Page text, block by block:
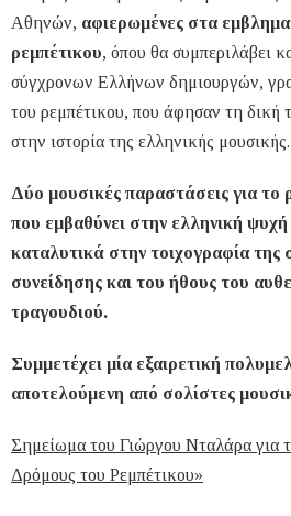
Αθηνών, αφιερωμένες στα
ρεμπέτικου, όπου θα συμπεριλάβει
σύγχρονων Ελλήνων δημιουργών,
του ρεμπέτικου, που άφησαν τη δική
στην ιστορία της ελληνικής μουσικής.
Δύο μουσικές παραστάσεις για το
που εμβαθύνει στην ελληνική ψυχή
καταλυτικά στην τοιχογραφία της
συνείδησης και του ήθους του
τραγουδιού.
Συμμετέχει μία εξαιρετική
αποτελούμενη από σολίστες
Σημείωμα του Γιώργου Νταλάρα για
Δρόμους του Ρεμπέτικου»